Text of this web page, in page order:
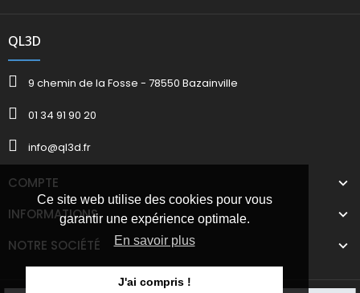
Ce site web utilise des cookies pour vous
garantir une expérience optimale.
En savoir plus
J'ai compris !
QL3D
9 chemin de la Fosse - 78550 Bazainville
01 34 91 90 20
info@ql3d.fr
COMPTE
INFORMATIONS
NOTRE SOCIÉTÉ